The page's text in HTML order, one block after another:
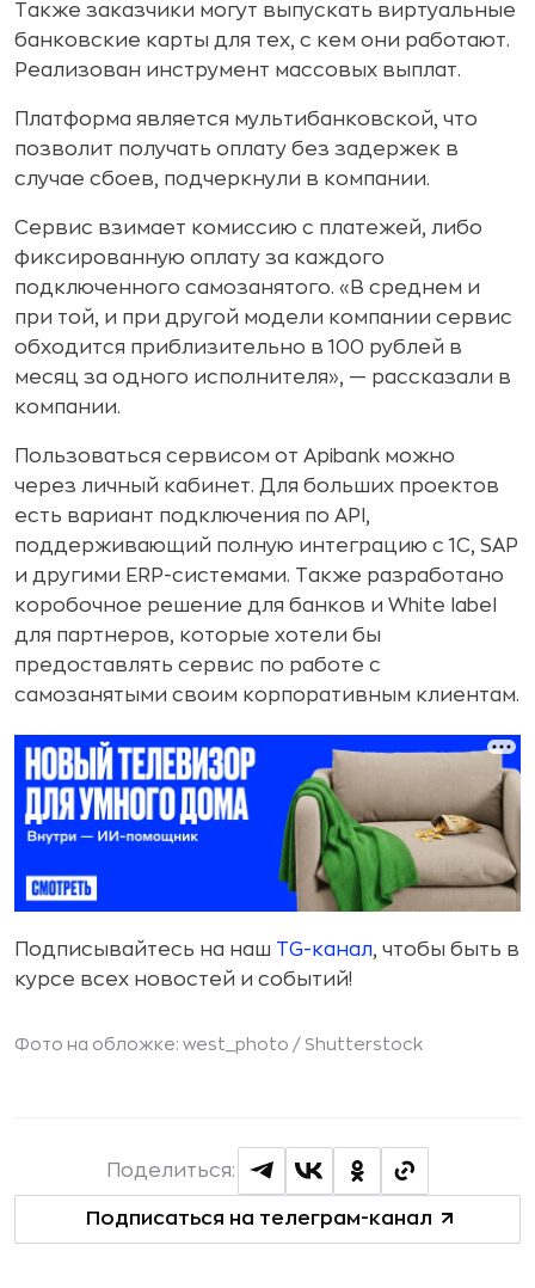
Также заказчики могут выпускать виртуальные
банковские карты для тех, с кем они работают.
Реализован инструмент массовых выплат.
Платформа является мультибанковской, что
позволит получать оплату без задержек в
случае сбоев, подчеркнули в компании.
Сервис взимает комиссию с платежей, либо
фиксированную оплату за каждого
подключенного самозанятого. «В среднем и
при той, и при другой модели компании сервис
обходится приблизительно в 100 рублей в
месяц за одного исполнителя», — рассказали в
компании.
Пользоваться сервисом от Apibank можно
через личный кабинет. Для больших проектов
есть вариант подключения по API,
поддерживающий полную интеграцию с 1С, SAP
и другими ERP-системами. Также разработано
коробочное решение для банков и White label
для партнеров, которые хотели бы
предоставлять сервис по работе с
самозанятыми своим корпоративным клиентам.
Подписывайтесь на наш TG-канал, чтобы быть в
курсе всех новостей и событий!
Фото на обложке: west_photo / Shutterstock
Подписаться на телеграм-канал
Поделиться: